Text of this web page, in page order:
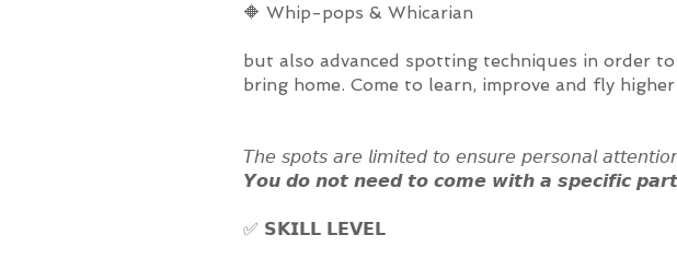
🔶 Whip-pops & Whicarian
but also advanced spotting techniques in order
bring home. Come to learn, improve and fly
𝘛𝘩𝘦 𝘴𝘱𝘰𝘵𝘴 𝘢𝘳𝘦 𝘭𝘪𝘮𝘪𝘵𝘦𝘥 𝘵𝘰 𝘦𝘯𝘴𝘶𝘳𝘦 𝘱𝘦𝘳𝘴𝘰𝘯𝘢𝘭 𝘢𝘵𝘵𝘦𝘯𝘵𝘪𝘰𝘯
𝙔𝙤𝙪 𝙙𝙤 𝙣𝙤𝙩 𝙣𝙚𝙚𝙙 𝙩𝙤 𝙘𝙤𝙢𝙚 𝙬𝙞𝙩𝙝 𝙖 𝙨𝙥𝙚𝙘𝙞𝙛𝙞𝙘
✅ 𝗦𝗞𝗜𝗟𝗟 𝗟𝗘𝗩𝗘𝗟